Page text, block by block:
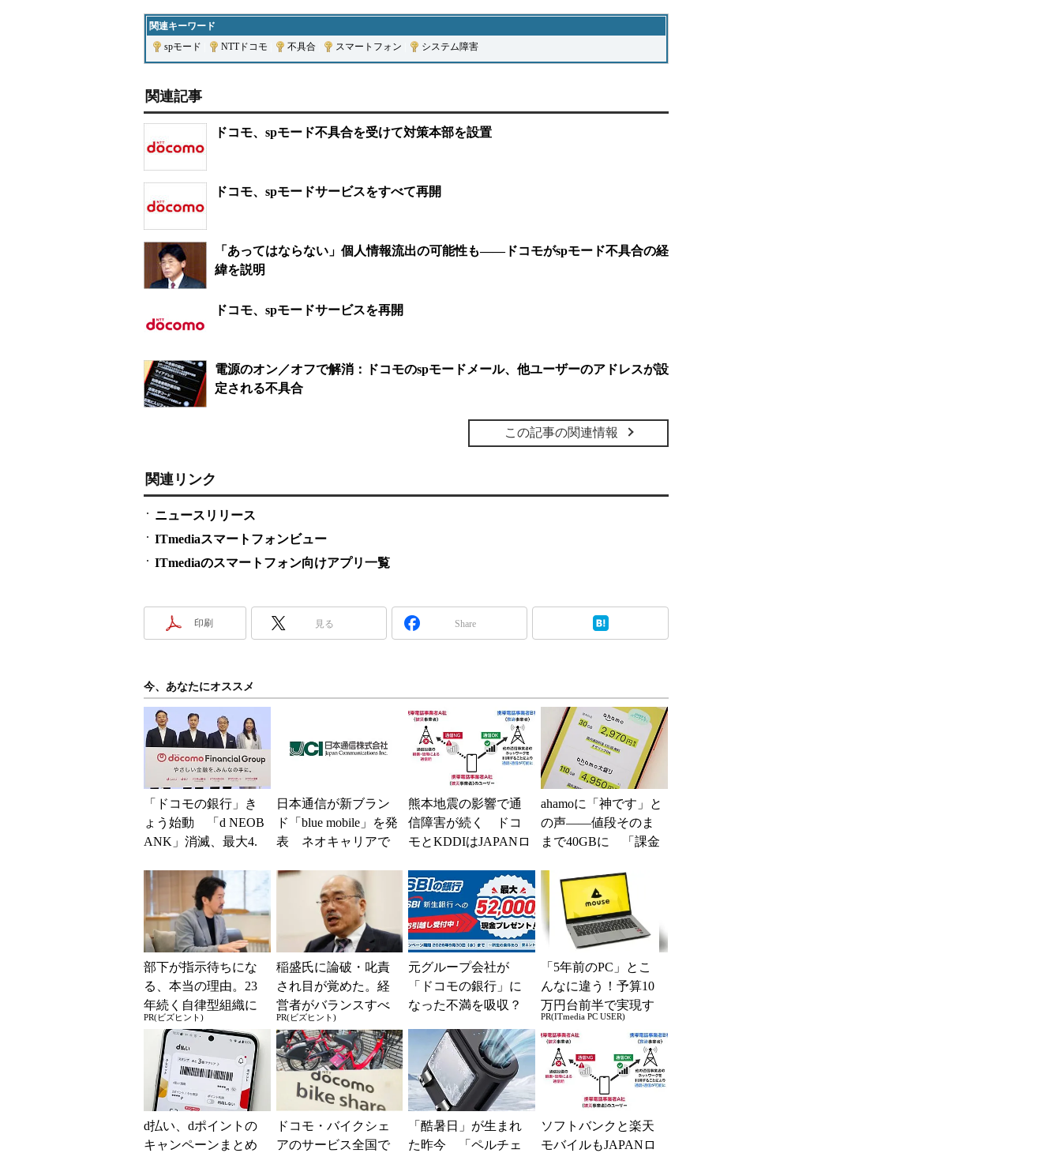
関連キーワード
spモード
NTTドコモ 不具合 スマートフォン システム障害
関連記事
ドコモ、spモード不具合を受けて対策本部を設置
ドコモ、spモードサービスをすべて再開
「あってはならない」個人情報流出の可能性も――ドコモがspモード不具合の経
緯を説明
ドコモ、spモードサービスを再開
電源のオン／オフで解消：ドコモのspモードメール、他ユーザーのアドレスが設
定される不具合
この記事の関連情報
関連リンク
ニュースリリース
ITmediaスマートフォンビュー
ITmediaのスマートフォン向けアプリ一覧
印刷 見る Share
今、あなたにオススメ
「ドコモの銀行」き
ょう始動 「d NEOB
ANK」消滅、最大4.
解説
日本通信が新ブラン
ド「blue mobile」を発
表 ネオキャリアで
熊本地震の影響で通
信障害が続く ドコ
モとKDDIはJAPANロ
無料Wi-Fi「00...
ahamoに「神です」と
の声――値段そのま
まで40GBに 「課金
た」と戸惑いも
部下が指示待ちにな
る、本当の理由。23
年続く自律型組織に
共通する「3つの要
素」
PR(ビズヒント)
稲盛氏に論破・叱責
され目が覚めた。経
営者がバランスすべ
き2つの背反
PR(ビズヒント)
元グループ会社が
「ドコモの銀行」に
なった不満を吸収？
BIの銀行」として最
大5....
「5年前のPC」とこ
んなに違う！予算10
万円台前半で実現す
る快適PCライフ
PR(ITmedia PC USER)
d払い、dポイントの
キャンペーンまとめ
ドコモ・バイクシェ
アのサービス全国で
「酷暑日」が生まれ
た昨今 「ペルチェ
ソフトバンクと楽天
モバイルもJAPANロ